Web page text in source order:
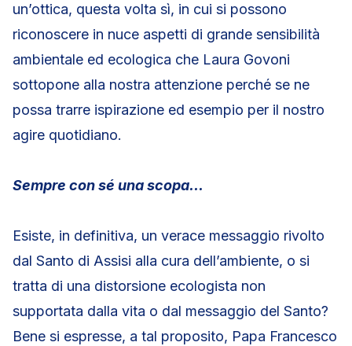
un’ottica, questa volta sì, in cui si possono
riconoscere in nuce aspetti di grande sensibilità
ambientale ed ecologica che Laura Govoni
sottopone alla nostra attenzione perché se ne
possa trarre ispirazione ed esempio per il nostro
agire quotidiano.
Sempre con sé una scopa…
Esiste, in definitiva, un verace messaggio rivolto
dal Santo di Assisi alla cura dell’ambiente, o si
tratta di una distorsione ecologista non
supportata dalla vita o dal messaggio del Santo?
Bene si espresse, a tal proposito, Papa Francesco